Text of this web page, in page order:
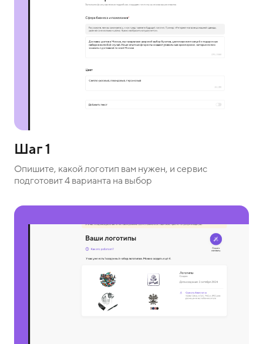
Шаг 1
Опишите, какой логотип вам нужен, и сервис
подготовит 4 варианта на выбор